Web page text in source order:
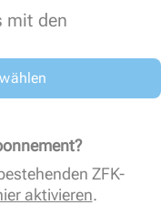
mit den
ZFK-
aktivieren.